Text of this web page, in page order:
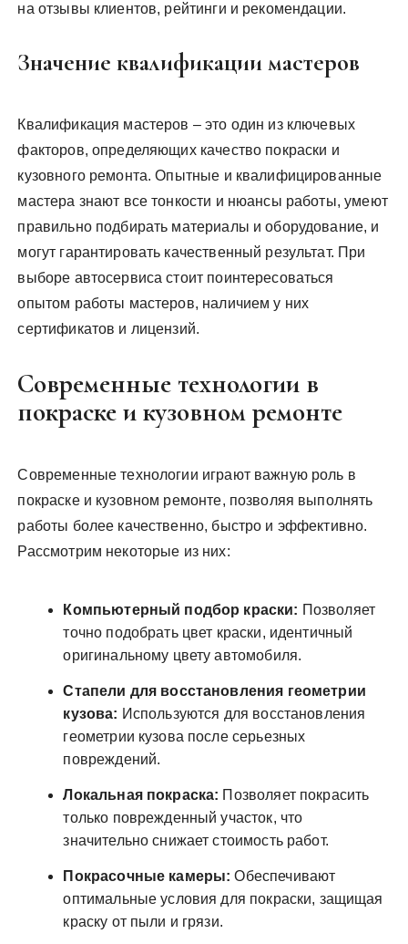
на отзывы клиентов, рейтинги и рекомендации.
Значение квалификации мастеров
Квалификация мастеров – это один из ключевых
факторов, определяющих качество покраски и
кузовного ремонта. Опытные и квалифицированные
мастера знают все тонкости и нюансы работы, умеют
правильно подбирать материалы и оборудование, и
могут гарантировать качественный результат. При
выборе автосервиса стоит поинтересоваться
опытом работы мастеров, наличием у них
сертификатов и лицензий.
Современные технологии в
покраске и кузовном ремонте
Современные технологии играют важную роль в
покраске и кузовном ремонте, позволяя выполнять
работы более качественно, быстро и эффективно.
Рассмотрим некоторые из них:
Компьютерный подбор краски: Позволяет
точно подобрать цвет краски, идентичный
оригинальному цвету автомобиля.
Стапели для восстановления геометрии
кузова: Используются для восстановления
геометрии кузова после серьезных
повреждений.
Локальная покраска: Позволяет покрасить
только поврежденный участок, что
значительно снижает стоимость работ.
Покрасочные камеры: Обеспечивают
оптимальные условия для покраски, защищая
краску от пыли и грязи.